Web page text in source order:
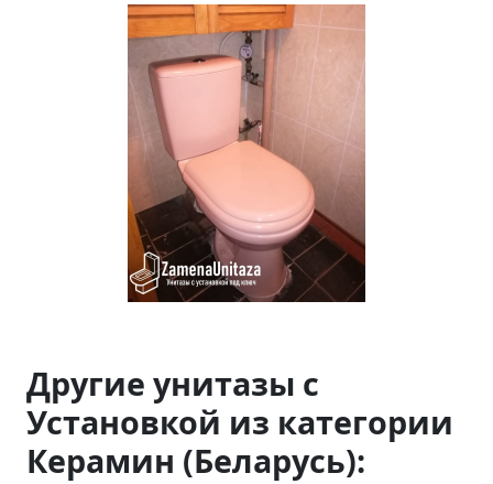
Другие унитазы с
Установкой из категории
Керамин (Беларусь):